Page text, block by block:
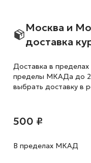
Москва и
доставка
Доставка в
пределы МКАДа до
выбрать доставку в
500 ₽
В пределах МКАД